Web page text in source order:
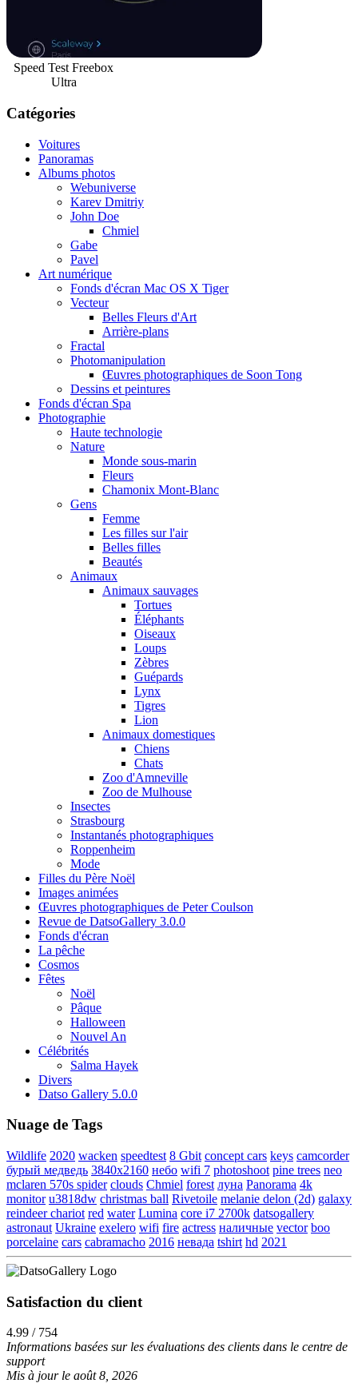
Speed Test Freebox
Ultra
Catégories
Voitures
Panoramas
Albums photos
Webuniverse
Karev Dmitriy
John Doe
Chmiel
Gabe
Pavel
Art numérique
Fonds d'écran Mac OS X Tiger
Vecteur
Belles Fleurs d'Art
Arrière-plans
Fractal
Photomanipulation
Œuvres photographiques de Soon Tong
Dessins et peintures
Fonds d'écran Spa
Photographie
Haute technologie
Nature
Monde sous-marin
Fleurs
Chamonix Mont-Blanc
Gens
Femme
Les filles sur l'air
Belles filles
Beautés
Animaux
Animaux sauvages
Tortues
Éléphants
Oiseaux
Loups
Zèbres
Guépards
Lynx
Tigres
Lion
Animaux domestiques
Chiens
Chats
Zoo d'Amneville
Zoo de Mulhouse
Insectes
Strasbourg
Instantanés photographiques
Roppenheim
Mode
Filles du Père Noël
Images animées
Œuvres photographiques de Peter Coulson
Revue de DatsoGallery 3.0.0
Fonds d'écran
La pêche
Cosmos
Fêtes
Noël
Pâque
Halloween
Nouvel An
Célébrités
Salma Hayek
Divers
Datso Gallery 5.0.0
Nuage de Tags
Wildlife 2020 wacken speedtest 8 Gbit concept cars keys camcorder
бурый медведь 3840x2160 небо wifi 7 photoshoot pine trees neo
mclaren 570s spider clouds Chmiel forest луна Panorama 4k
monitor u3818dw christmas ball Rivetoile melanie delon (2d) galaxy
reindeer chariot red water Lumina core i7 2700k datsogallery
astronaut Ukraine exelero wifi fire actress наличные vector boo
porcelaine cars cabramacho 2016 невада tshirt hd 2021
Satisfaction du client
4.99 / 754
Informations basées sur les évaluations des clients dans le centre de
support
Mis à jour le août 8, 2026